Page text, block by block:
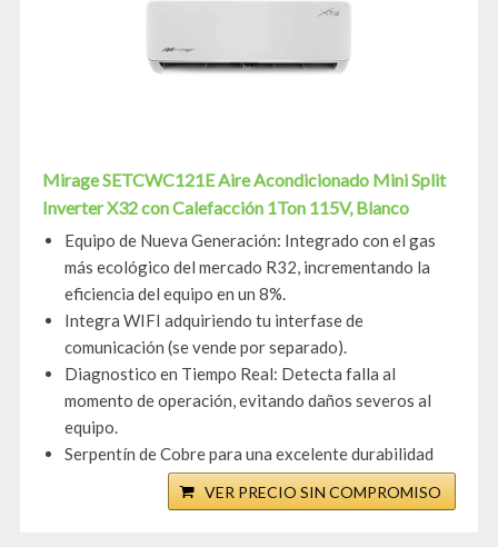
Mirage SETCWC121E Aire Acondicionado Mini Split
Inverter X32 con Calefacción 1Ton 115V, Blanco
Equipo de Nueva Generación: Integrado con el gas
más ecológico del mercado R32, incrementando la
eficiencia del equipo en un 8%.
Integra WIFI adquiriendo tu interfase de
comunicación (se vende por separado).
Diagnostico en Tiempo Real: Detecta falla al
momento de operación, evitando daños severos al
equipo.
Serpentín de Cobre para una excelente durabilidad
VER PRECIO SIN COMPROMISO